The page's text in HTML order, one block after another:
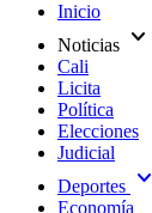
Inicio
Noticias expand_more
Cali
Licita
Política
Elecciones
Judicial
Deportes expand_more
Economía